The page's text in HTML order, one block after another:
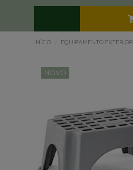
INÍCIO EQUIPAMENTO EXTERIOR
NOVO